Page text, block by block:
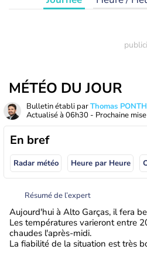
MÉTÉO DU JOUR
Bulletin établi parThomas
Actualisé à 06h30 - Prochaine
En bref
Radar météo Heure par Heure
Résumé de l’expert
Aujourd'hui à Alto Garças, il fera
Les températures varieront entre
chaudes l'après-midi.
La fiabilité de la situation est très